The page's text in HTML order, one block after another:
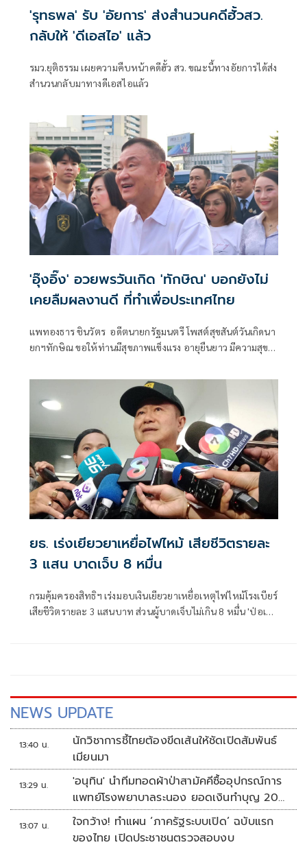
'รุทธพล' รับ 'อัยการ' ส่งสำนวนคดีฮั้วสว.
กลับให้ 'ดีเอสไอ' แล้ว
รมว.ยุติธรรม เผยความคืบหน้าคดีฮั้ว สว. ขณะนี้ทางอัยการได้ส่ง
สำนวนกลับมาทางดีเอสไอแล้ว
'อุ๊งอิ๊ง' อวยพรวันเกิด 'ทักษิณ' บอกยังไม่
เคยลืมผลงานดี ที่ทำเพื่อประเทศไทย
แพทองธาร ชินวัตร อดีตนายกรัฐมนตรี โพสต์สุขสันต์วันเกิดนา
ยกฯทักษิณ ขอให้ท่านมีสุขภาพแข็งแรง อายุยืนยาว มีความสุข
ยธ. เร่งเยียวยาเหยื่อไฟไหม้ เสียชีวิตรายละ
3 แสน บาดเจ็บ 8 หมื่น
กรมคุ้มครองสิทธิฯ เร่งมอบเงินเยียวยาเหยื่อเหตุไฟไหม้โรงเบียร์
เสียชีวิตรายละ 3 แสนบาท ส่วนผู้บาดเจ็บไม่เกิน 8 หมื่น 'ป่อเต็ก
NEWS UPDATE
13:40 น.
นักวิชาการชี้ไทยต้องขีดเส้นให้ชัดเปิดสัมพันธ์
เมียนมา
13:29 น.
'อนุทิน' นำทีมทอดผ้าป่าสามัคคีซื้ออุปกรณ์การ
แพทย์โรงพยาบาลระนอง ยอดเงินทำบุญ 20
ล้านบาท
13:07 น.
ใจกว้าง! ทำแผน ‘ภาครัฐระบบเปิด’ ฉบับแรก
ของไทย เปิดประชาชนตรวจสอบงบ